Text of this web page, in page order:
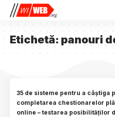
Etichetă: panouri
35 de sisteme pentru a câștiga
completarea chestionarelor
online – testarea posibilităților